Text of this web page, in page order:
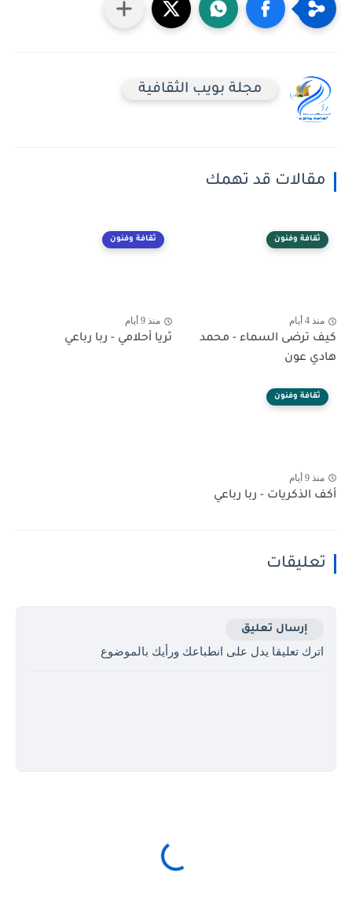
مجلة بويب الثقافية
مقالات قد تهمك
ثقافة وفنون
منذ 4 أيام
كيف ترضى السماء - محمد
هادي عون
ثقافة وفنون
منذ 9 أيام
ثريا أحلامي - ربا رباعي
ثقافة وفنون
منذ 9 أيام
أكف الذكريات - ربا رباعي
تعليقات
إرسال تعليق
اترك تعليقا يدل على انطباعك ورأيك بالموضوع